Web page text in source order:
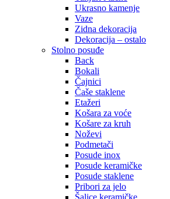
Ukrasno kamenje
Vaze
Zidna dekoracija
Dekoracija – ostalo
Stolno posuđe
Back
Bokali
Čajnici
Čaše staklene
Etažeri
Košara za voće
Košare za kruh
Noževi
Podmetači
Posude inox
Posude keramičke
Posude staklene
Pribori za jelo
Šalice keramičke